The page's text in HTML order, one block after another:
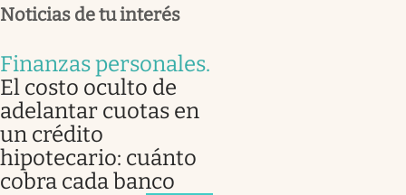
Noticias de tu interés
Finanzas personales.
El costo oculto de
adelantar cuotas en
un crédito
hipotecario: cuánto
cobra cada banco